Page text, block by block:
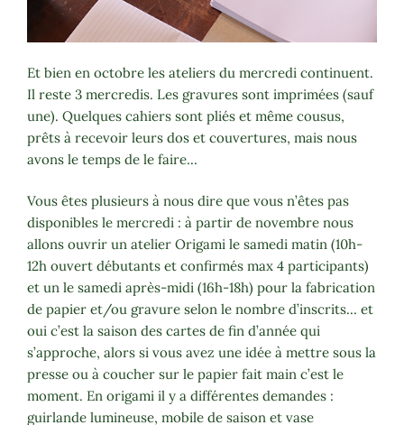
Et bien en octobre les ateliers du mercredi continuent.
Il reste 3 mercredis. Les gravures sont imprimées (sauf
une). Quelques cahiers sont pliés et même cousus,
prêts à recevoir leurs dos et couvertures, mais nous
avons le temps de le faire…
Vous êtes plusieurs à nous dire que vous n’êtes pas
disponibles le mercredi : à partir de novembre nous
allons ouvrir un atelier Origami le samedi matin (10h-
12h ouvert débutants et confirmés max 4 participants)
et un le samedi après-midi (16h-18h) pour la fabrication
de papier et/ou gravure selon le nombre d’inscrits… et
oui c’est la saison des cartes de fin d’année qui
s’approche, alors si vous avez une idée à mettre sous la
presse ou à coucher sur le papier fait main c’est le
moment. En origami il y a différentes demandes :
guirlande lumineuse, mobile de saison et vase